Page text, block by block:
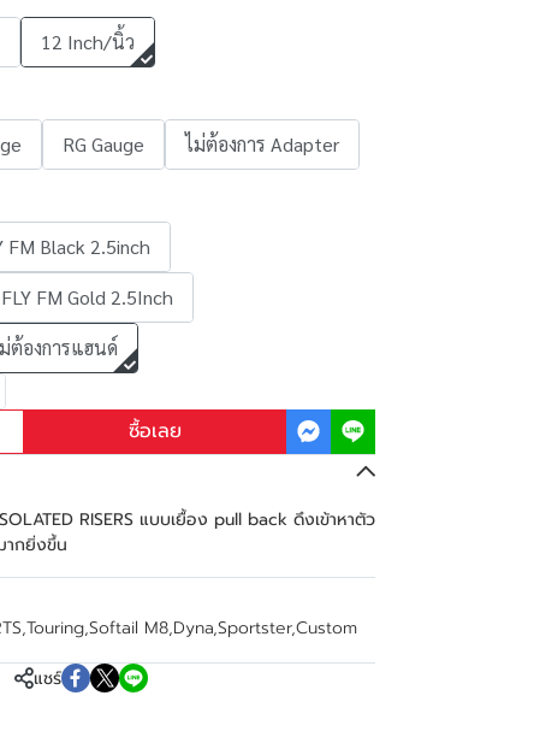
12 Inch/นิ้ว
RG Gauge ไม่ต้องการ Adapter
FM Black 2.5inch
FLY FM Gold 2.5Inch
ต้องการแฮนด์
ซื้อเลย
RISERS แบบเยื้อง pull back ดึงเข้าหาตัว
ากยิ่งขึ้น
,Touring,Softail M8,Dyna,Sportster,Custom
แชร์